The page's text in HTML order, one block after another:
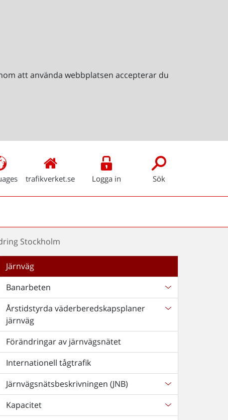
att använda webbplatsen accepterar du
trafikverket.se Logga in Sök
Stockholm
Järnväg
Banarbeten
Årstidstyrda väderberedskapsplaner
järnväg
Förändringar av järnvägsnätet
Internationell tågtrafik
Järnvägsnätsbeskrivningen (JNB)
Kapacitet